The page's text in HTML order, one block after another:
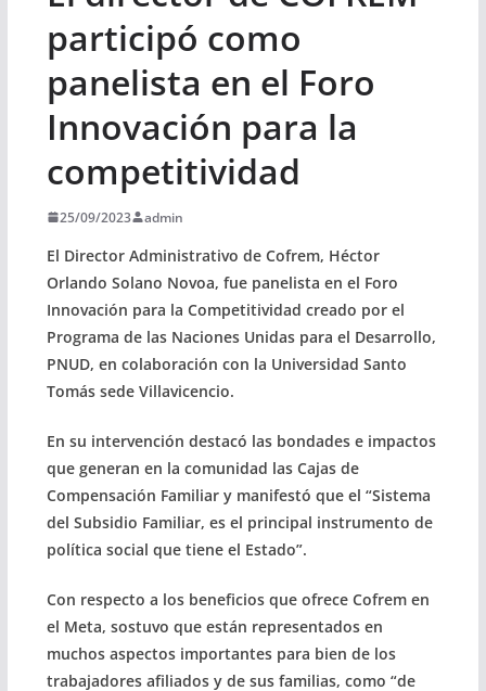
participó como
panelista en el Foro
Innovación para la
competitividad
25/09/2023 admin
El Director Administrativo de Cofrem, Héctor
Orlando Solano Novoa, fue panelista en el Foro
Innovación para la Competitividad creado por el
Programa de las Naciones Unidas para el Desarrollo,
PNUD, en colaboración con la Universidad Santo
Tomás sede Villavicencio.
En su intervención destacó las bondades e impactos
que generan en la comunidad las Cajas de
Compensación Familiar y manifestó que el “Sistema
del Subsidio Familiar, es el principal instrumento de
política social que tiene el Estado”.
Con respecto a los beneficios que ofrece Cofrem en
el Meta, sostuvo que están representados en
muchos aspectos importantes para bien de los
trabajadores afiliados y de sus familias, como “de